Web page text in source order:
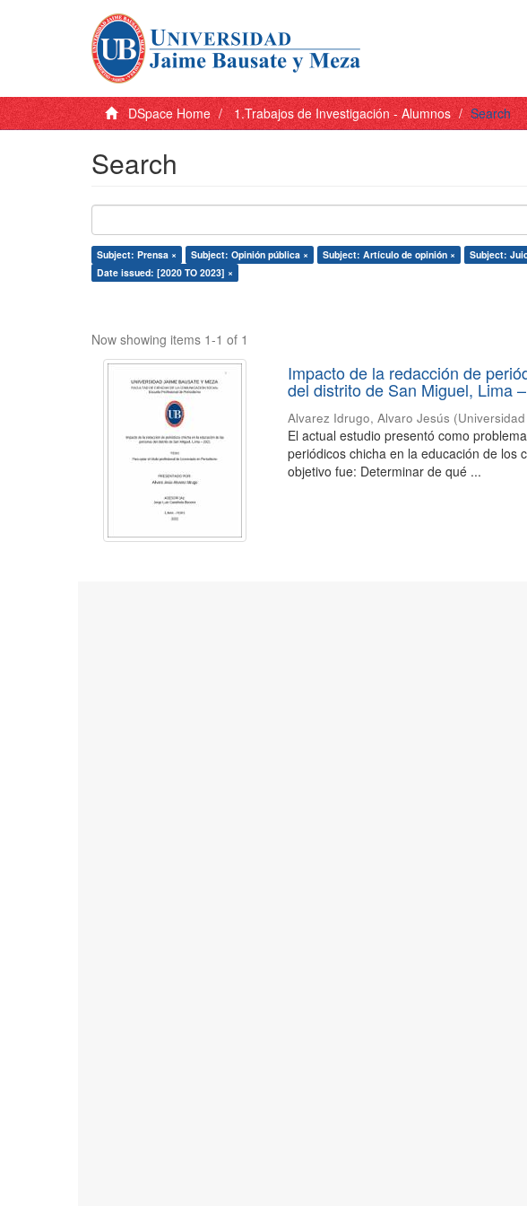
DSpace Home 1.Trabajos de Investigación - Alumnos Search
Search
Subject: Prensa × Subject: Opinión pública × Subject: Artículo de opinión × Subject:
Date issued: [2020 TO 2023] ×
Now showing items 1-1 of 1
Impacto de la redacción de
del distrito de San Miguel, Lima
Alvarez Idrugo, Alvaro Jesús (
El actual estudio presentó como
periódicos chicha en la educación de los
objetivo fue: Determinar de qué ...